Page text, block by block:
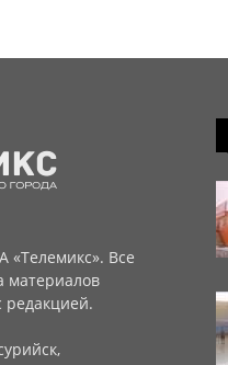
Все
материалов
редакцией.